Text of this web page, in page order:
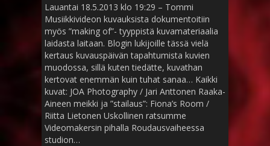
Lauantai 18.5.2013 klo 19:29 – Tommi
Musiikkivideon kuvauksista dokumentoitiin
myös ”making of”- tyyppistä kuvamateriaalia
laidasta laitaan. Blogin lukijoille tässä vielä
kertaus kuvauspäivän tapahtumista kuvien
muodossa, sillä kuten tiedätte, kuvathan
kertovat enemmän kuin tuhat sanaa… Kaikki
kuvat: JOA Photography / Jari Anttonen Raaka-
Aineen meikki ja ”stailaus”: Fiona’s Room /
Riitta Lietonen Uskollinen ratsumme
Videomakersin pihalla Roudausvaiheessa
studion…